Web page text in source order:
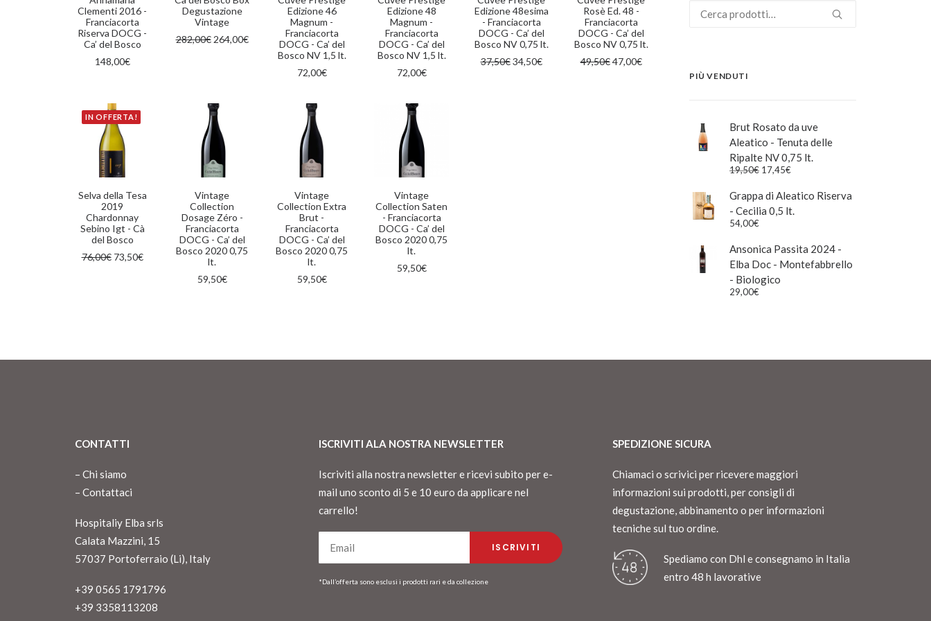
Clementi 2016 -
Franciacorta
Riserva DOCG -
Ca’ del Bosco
148,00€
Degustazione
Vintage
282,00€ Il
264,00€Il
attuale
Edizione 46
Magnum -
Franciacorta
DOCG - Ca’ del
Bosco NV 1,5 lt.
72,00€
Edizione 48
Magnum -
Franciacorta
DOCG - Ca’ del
Bosco NV 1,5 lt.
72,00€
Edizione 48esima
- Franciacorta
DOCG - Ca’ del
Bosco NV 0,75 lt.
37,50€ Il
34,50€Il
Rosè Ed. 48 -
Franciacorta
DOCG - Ca’ del
Bosco NV 0,75 lt.
49,50€ Il
47,00€Il
IN OFFERTA!
AGGIUNGI AL CARRELLO
Selva della Tesa
2019
Chardonnay
Sebino Igt - Cà
del Bosco
76,00€ Il
73,50€Il
AGGIUNGI AL CARRELLO
Vintage
Collection
Dosage Zéro -
Franciacorta
DOCG - Ca’ del
Bosco 2020 0,75
lt.
59,50€
AGGIUNGI AL CARRELLO
Vintage
Collection Extra
Brut -
Franciacorta
DOCG - Ca’ del
Bosco 2020 0,75
lt.
59,50€
AGGIUNGI AL CARRELLO
Vintage
Collection Saten
- Franciacorta
DOCG - Ca’ del
Bosco 2020 0,75
lt.
59,50€
Cerca:
PIÙ VENDUTI
Brut Rosato da uve
Aleatico - Tenuta delle
Ripalte NV 0,75 lt.
19,50€ Il
originale
era:
19,50€.
17,45€
attuale
è:
17,45€.
Grappa di Aleatico Riserva
- Cecilia 0,5 lt.
54,00€
Ansonica Passita 2024 -
Elba Doc - Montefabbrello
- Biologico
29,00€
CONTATTI
– Chi siamo
– Contattaci
Hospitaliy Elba srls
Calata Mazzini, 15
57037 Portoferraio (Li), Italy
+39 0565 1791796
+39 3358113208
ISCRIVITI ALA NOSTRA NEWSLETTER
Iscriviti alla nostra newsletter e ricevi subito per e-
mail uno sconto di 5 e 10 euro da applicare nel
carrello!
*Dall’offerta sono esclusi i prodotti rari e da collezione
SPEDIZIONE SICURA
Chiamaci o scrivici per ricevere maggiori
informazioni sui prodotti, per consigli di
degustazione, abbinamento o per informazioni
tecniche sul tuo ordine.
Spediamo con Dhl e consegnamo in Italia
entro 48 h lavorative